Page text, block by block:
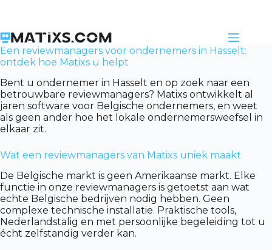
Een reviewmanagers voor ondernemers in Hasselt:
ontdek hoe Matixs u helpt
Bent u ondernemer in Hasselt en op zoek naar een
betrouwbare reviewmanagers? Matixs ontwikkelt al
jaren software voor Belgische ondernemers, en weet
als geen ander hoe het lokale ondernemersweefsel in
elkaar zit.
Wat een reviewmanagers van Matixs uniek maakt
De Belgische markt is geen Amerikaanse markt. Elke
functie in onze reviewmanagers is getoetst aan wat
echte Belgische bedrijven nodig hebben. Geen
complexe technische installatie. Praktische tools,
Nederlandstalig en met persoonlijke begeleiding tot u
écht zelfstandig verder kan.